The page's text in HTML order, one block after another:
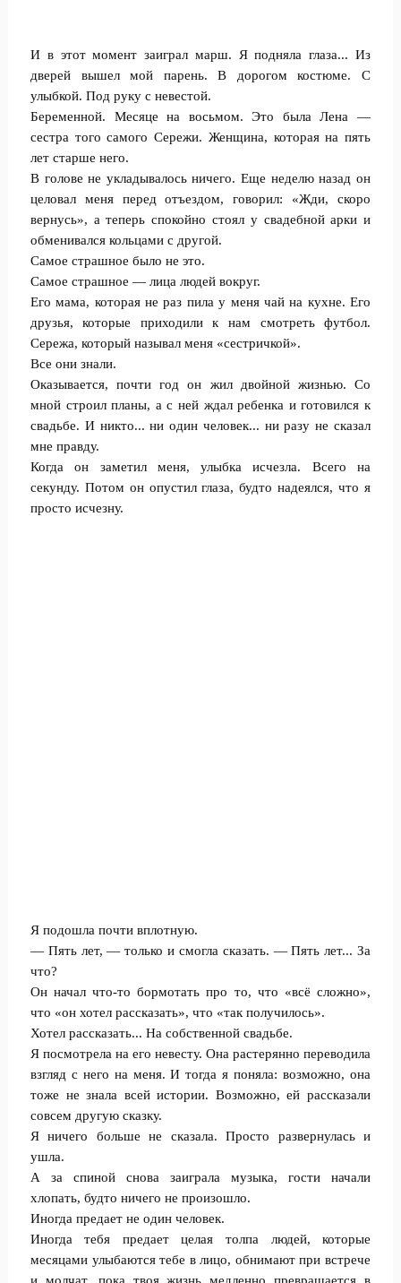
И в этот момент заиграл марш. Я подняла глаза... Из
дверей вышел мой парень. В дорогом костюме. С
улыбкой. Под руку с невестой.
Беременной. Месяце на восьмом. Это была Лена —
сестра того самого Сережи. Женщина, которая на пять
лет старше него.
В голове не укладывалось ничего. Еще неделю назад он
целовал меня перед отъездом, говорил: «Жди, скоро
вернусь», а теперь спокойно стоял у свадебной арки и
обменивался кольцами с другой.
Самое страшное было не это.
Самое страшное — лица людей вокруг.
Его мама, которая не раз пила у меня чай на кухне. Его
друзья, которые приходили к нам смотреть футбол.
Сережа, который называл меня «сестричкой».
Все они знали.
Оказывается, почти год он жил двойной жизнью. Со
мной строил планы, а с ней ждал ребенка и готовился к
свадьбе. И никто... ни один человек... ни разу не сказал
мне правду.
Когда он заметил меня, улыбка исчезла. Всего на
секунду. Потом он опустил глаза, будто надеялся, что я
просто исчезну.
Я подошла почти вплотную.
— Пять лет, — только и смогла сказать. — Пять лет... За
что?
Он начал что-то бормотать про то, что «всё сложно»,
что «он хотел рассказать», что «так получилось».
Хотел рассказать... На собственной свадьбе.
Я посмотрела на его невесту. Она растерянно переводила
взгляд с него на меня. И тогда я поняла: возможно, она
тоже не знала всей истории. Возможно, ей рассказали
совсем другую сказку.
Я ничего больше не сказала. Просто развернулась и
ушла.
А за спиной снова заиграла музыка, гости начали
хлопать, будто ничего не произошло.
Иногда предает не один человек.
Иногда тебя предает целая толпа людей, которые
месяцами улыбаются тебе в лицо, обнимают при встрече